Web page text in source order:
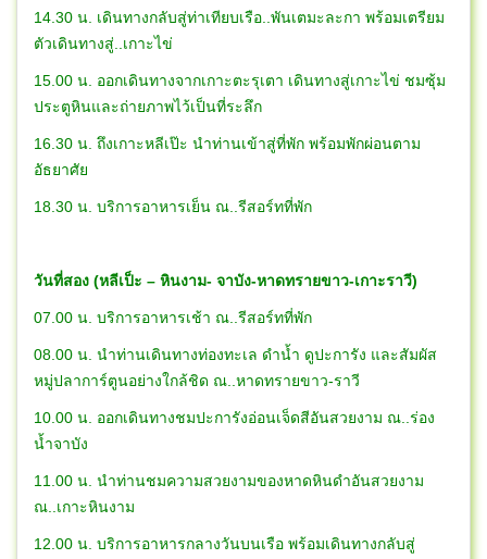
14.30 น. เดินทางกลับสู่ท่าเทียบเรือ..พันเตมะละกา พร้อมเตรียม
ตัวเดินทางสู่..เกาะไข่
15.00 น. ออกเดินทางจากเกาะตะรุเตา เดินทางสู่เกาะไข่ ชมซุ้ม
ประตูหินและถ่ายภาพไว้เป็นที่ระลึก
16.30 น. ถึงเกาะหลีเป๊ะ นำท่านเข้าสู่ที่พัก พร้อมพักผ่อนตาม
อัธยาศัย
18.30 น. บริการอาหารเย็น ณ..รีสอร์ทที่พัก
วันที่สอง (หลีเป็ะ – หินงาม- จาบัง-หาดทรายขาว-เกาะราวี)
07.00 น. บริการอาหารเช้า ณ..รีสอร์ทที่พัก
08.00 น. นำท่านเดินทางท่องทะเล ดำน้ำ ดูปะการัง และสัมผัส
หมู่ปลาการ์ตูนอย่างใกล้ชิด ณ..หาดทรายขาว-ราวี
10.00 น. ออกเดินทางชมปะการังอ่อนเจ็ดสีอันสวยงาม ณ..ร่อง
น้ำจาบัง
11.00 น. นำท่านชมความสวยงามของหาดหินดำอันสวยงาม
ณ..เกาะหินงาม
12.00 น. บริการอาหารกลางวันบนเรือ พร้อมเดินทางกลับสู่